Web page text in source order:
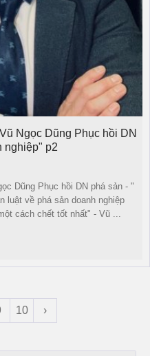
Ngọc Dũng Phục hồi DN
nghiệp" p2
Dũng Phục hồi DN phá sản - "
luật về phá sản doanh nghiệp
cách chết tốt nhất" - Vũ ...
10 ›